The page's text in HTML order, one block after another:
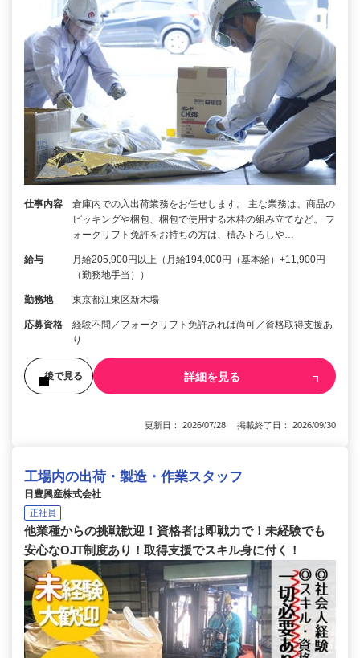
仕事内容
倉庫内での入出荷業務をお任せします。 主な業務は、商品の
ピッキングや梱包、梱包で使用する木枠の組み立てなど。 フ
ォークリフト免許をお持ちの方は、積み下ろしや…
給与
月給205,900円以上（月給194,000円（基本給）+11,900円
（勤務地手当））
勤務地 東京都江東区新木場
応募資格
経験不問／フォークリフト免許あれば尚可／資格取得支援あ
り
後で見る 詳細を見る
更新日： 2026/07/28 掲載終了日： 2026/09/30
工場内の出荷・製造・作業スタッフ
日豊興産株式会社
正社員
他業種からの挑戦歓迎！資格者は即戦力で！未経験でも
安心なOJT制度あり！取得支援でスキル身に付く！